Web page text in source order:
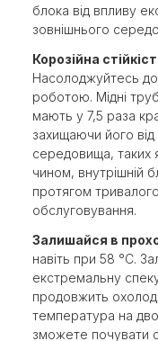
блока від впливу
зовнішнього
Корозійна
Насолоджуйтесь
роботою. Мідні
мають у 7,5 раза
захищаючи його
середовища, таких
чином, внутрішній
протягом
обслуговування.
Залишайся в
навіть при 58 °C.
екстремальну
продовжить
температура на
зможете почувати